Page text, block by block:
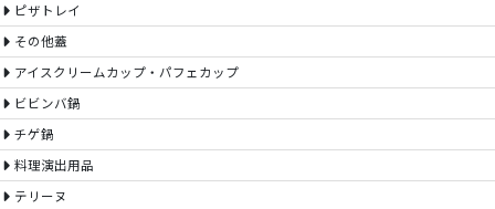
ピザトレイ
その他蓋
アイスクリームカップ・パフェカップ
ビビンバ鍋
チゲ鍋
料理演出用品
テリーヌ